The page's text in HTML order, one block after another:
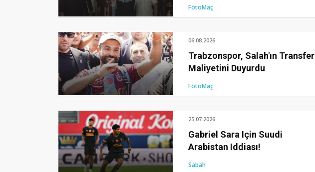
FotoMaç
06.08.2026
Trabzonspor, Salah'ın Transfer
Maliyetini Duyurdu
FotoMaç
25.07.2026
Gabriel Sara Için Suudi
Arabistan Iddiası!
Sabah